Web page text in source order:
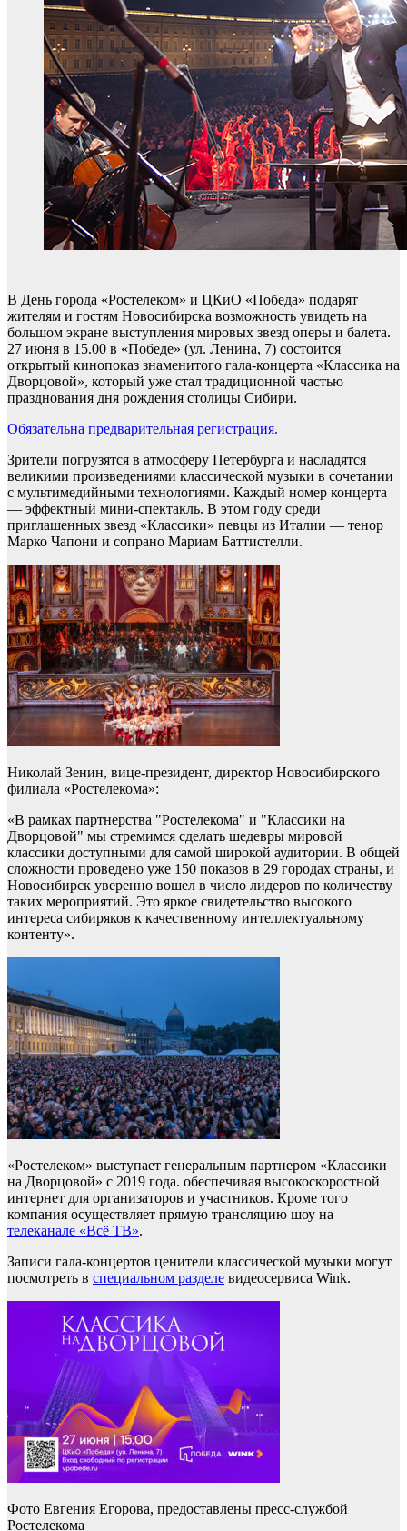
В День города «Ростелеком» и ЦКиО «Победа» подарят
жителям и гостям Новосибирска возможность увидеть на
большом экране выступления мировых звезд оперы и балета.
27 июня в 15.00 в «Победе» (ул. Ленина, 7) состоится
открытый кинопоказ знаменитого гала-концерта «Классика на
Дворцовой», который уже стал традиционной частью
празднования дня рождения столицы Сибири.
Обязательна предварительная регистрация.
Зрители погрузятся в атмосферу Петербурга и насладятся
великими произведениями классической музыки в сочетании
с мультимедийными технологиями. Каждый номер концерта
— эффектный мини-спектакль. В этом году среди
приглашенных звезд «Классики» певцы из Италии — тенор
Марко Чапони и сопрано Мариам Баттистелли.
Николай Зенин, вице-президент, директор Новосибирского
филиала «Ростелекома»:
«В рамках партнерства "Ростелекома" и "Классики на
Дворцовой" мы стремимся сделать шедевры мировой
классики доступными для самой широкой аудитории. В общей
сложности проведено уже 150 показов в 29 городах страны, и
Новосибирск уверенно вошел в число лидеров по количеству
таких мероприятий. Это яркое свидетельство высокого
интереса сибиряков к качественному интеллектуальному
контенту».
«Ростелеком» выступает генеральным партнером «Классики
на Дворцовой» с 2019 года. обеспечивая высокоскоростной
интернет для организаторов и участников. Кроме того
компания осуществляет прямую трансляцию шоу на
телеканале «Всё ТВ».
Записи гала-концертов ценители классической музыки могут
посмотреть в специальном разделе видеосервиса Wink.
Фото Евгения Егорова, предоставлены пресс-службой
Ростелекома